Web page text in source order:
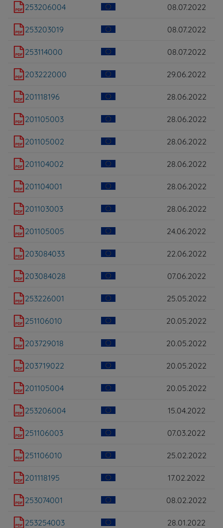
253206004 08.07.2022
253203019 08.07.2022
253114000 08.07.2022
203222000 29.06.2022
201118196 28.06.2022
201105003 28.06.2022
201105002 28.06.2022
201104002 28.06.2022
201104001 28.06.2022
201103003 28.06.2022
201105005 24.06.2022
203084033 22.06.2022
203084028 07.06.2022
253226001 25.05.2022
251106010 20.05.2022
203729018 20.05.2022
203719022 20.05.2022
201105004 20.05.2022
253206004 15.04.2022
251106003 07.03.2022
251106010 25.02.2022
201118195 17.02.2022
253074001 08.02.2022
253254003 28.01.2022